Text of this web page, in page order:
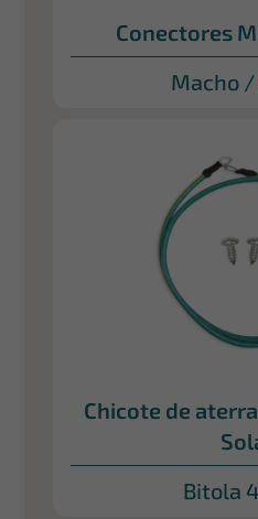
Conectores
Macho
Chicote de
Bitola